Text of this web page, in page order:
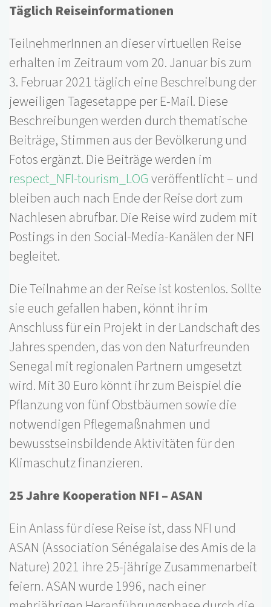
Täglich Reiseinformationen
TeilnehmerInnen an dieser virtuellen Reise
erhalten im Zeitraum vom 20. Januar bis zum
3. Februar 2021 täglich eine Beschreibung der
jeweiligen Tagesetappe per E-Mail. Diese
Beschreibungen werden durch thematische
Beiträge, Stimmen aus der Bevölkerung und
Fotos ergänzt. Die Beiträge werden im
respect_NFI-tourism_LOGveröffentlicht – und
bleiben auch nach Ende der Reise dort zum
Nachlesen abrufbar. Die Reise wird zudem mit
Postings in den Social-Media-Kanälen der NFI
begleitet.
Die Teilnahme an der Reise ist kostenlos. Sollte
sie euch gefallen haben, könnt ihr im
Anschluss für ein Projekt in der Landschaft des
Jahres spenden, das von den Naturfreunden
Senegal mit regionalen Partnern umgesetzt
wird. Mit 30 Euro könnt ihr zum Beispiel die
Pflanzung von fünf Obstbäumen sowie die
notwendigen Pflegemaßnahmen und
bewusstseinsbildende Aktivitäten für den
Klimaschutz finanzieren.
25 Jahre Kooperation NFI – ASAN
Ein Anlass für diese Reise ist, dass NFI und
ASAN (Association Sénégalaise des Amis de la
Nature) 2021 ihre 25-jährige Zusammenarbeit
feiern. ASAN wurde 1996, nach einer